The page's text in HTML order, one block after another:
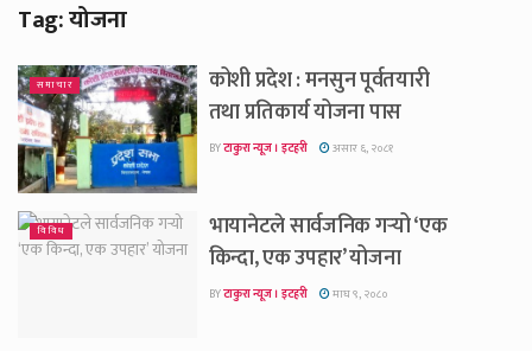
Tag:योजना
समाचार
कोशी प्रदेश : मनसुन पूर्वतयारी
तथा प्रतिकार्य योजना पास
BYटाकुरा न्यूज । इटहरी असार ६, २०८१
विविध
भायानेटले सार्वजनिक गर्‍यो ‘एक
किन्दा, एक उपहार’ योजना
BYटाकुरा न्यूज । इटहरी माघ ९, २०८०